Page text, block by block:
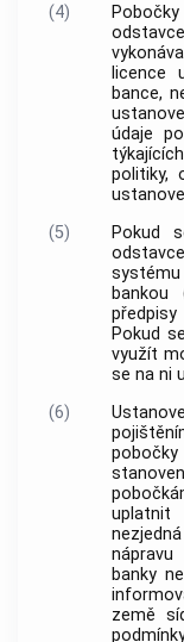
(4)
licence
bance,
údaje
politiky,
(5)
Pokud
Pokud
využít
se na ni
(6)
uplatnit
banky
země